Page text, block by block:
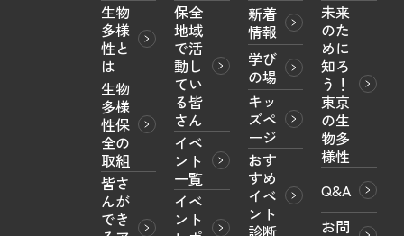
生物
多様
性と
は
生物
多様
性保
全の
取組
皆さ
んが
でき
保全
地域
で活
動し
てい
る皆
さん
イベ
ント
一覧
イベ
ント
新着
情報
学び
の場
キッ
ズペ
ージ
おす
すめ
イベ
ント
未来
のた
めに
知ろ
う！
東京
の生
物多
様性
Q&A
お問